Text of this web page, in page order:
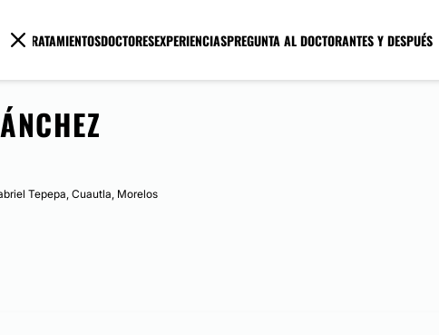
TRATAMIENTOSDOCTORESEXPERIENCIASPREGUNTA AL DOCTORANTES Y DESPUÉS
Tepepa, Cuautla, Morelos